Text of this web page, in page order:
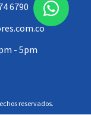
6790
- 5pm
reservados.